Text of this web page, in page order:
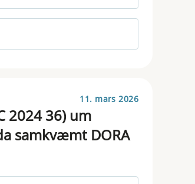
11. mars 2026
2024 36) um
samkvæmt DORA